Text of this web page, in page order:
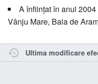
A înființat în anul
Vânju Mare, Baia de
Ultima modificare